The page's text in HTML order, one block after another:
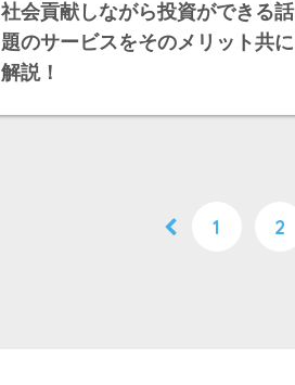
社会貢献しながら投資ができる話
題のサービスをそのメリット共に
解説！
1 2